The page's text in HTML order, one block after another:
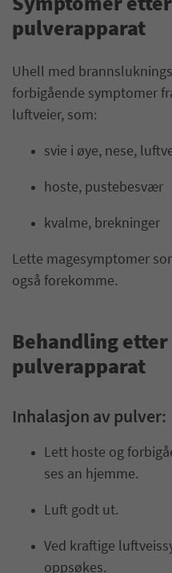
Symptomer
pulverapparat
Uhell med
forbigående symptomer
luftveier, som:
svie i øye, nese,
hoste, pustebesvær
kvalme, brekninger
Lette magesymptomer
også forekomme.
Behandling
pulverapparat
Inhalasjon av pulver:
Lett hoste og
ses an hjemme.
Luft godt ut.
Ved kraftige
oppsøkes.